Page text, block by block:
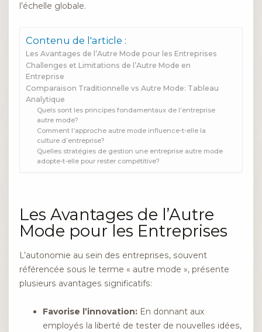
l’échelle globale.
Contenu de l'article :
Les Avantages de l’Autre Mode pour les Entreprises
Challenges et Limitations de l’Autre Mode en
Entreprise
Comparaison Traditionnelle vs Autre Mode: Tableau
Analytique
Quels sont les principes fondamentaux de l’entreprise
autre mode?
Comment l’approche autre mode influence-t-elle la
culture d’entreprise?
Quelles stratégies de gestion une entreprise autre mode
adopte-t-elle pour rester compétitive?
Les Avantages de l’Autre
Mode pour les Entreprises
L’autonomie au sein des entreprises, souvent
référencée sous le terme « autre mode », présente
plusieurs avantages significatifs:
Favorise l’innovation: En donnant aux
employés la liberté de tester de nouvelles idées,